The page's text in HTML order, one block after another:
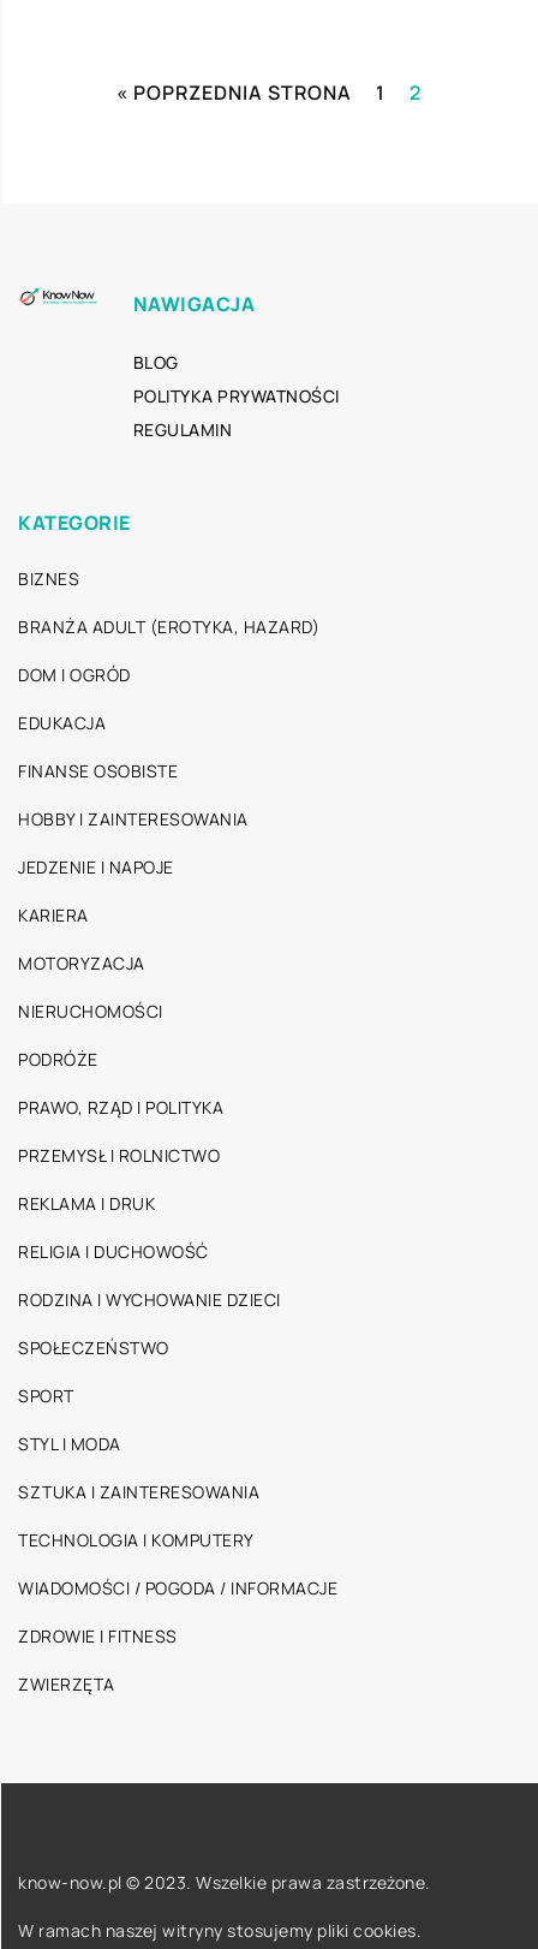
« POPRZEDNIA STRONA 1 2
NAWIGACJA
BLOG
POLITYKA PRYWATNOŚCI
REGULAMIN
KATEGORIE
BIZNES
BRANŻA ADULT (EROTYKA, HAZARD)
DOM I OGRÓD
EDUKACJA
FINANSE OSOBISTE
HOBBY I ZAINTERESOWANIA
JEDZENIE I NAPOJE
KARIERA
MOTORYZACJA
NIERUCHOMOŚCI
PODRÓŻE
PRAWO, RZĄD I POLITYKA
PRZEMYSŁ I ROLNICTWO
REKLAMA I DRUK
RELIGIA I DUCHOWOŚĆ
RODZINA I WYCHOWANIE DZIECI
SPOŁECZEŃSTWO
SPORT
STYL I MODA
SZTUKA I ZAINTERESOWANIA
TECHNOLOGIA I KOMPUTERY
WIADOMOŚCI / POGODA / INFORMACJE
ZDROWIE I FITNESS
ZWIERZĘTA
know-now.pl © 2023. Wszelkie prawa zastrzeżone.
W ramach naszej witryny stosujemy pliki cookies.